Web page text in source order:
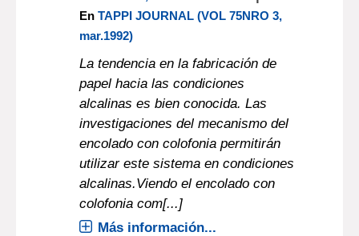
En TAPPI JOURNAL (VOL 75NRO 3,
mar.1992)
La tendencia en la fabricación de
papel hacia las condiciones
alcalinas es bien conocida. Las
investigaciones del mecanismo del
encolado con colofonia permitirán
utilizar este sistema en condiciones
alcalinas.Viendo el encolado con
colofonia com[...]
Más información...